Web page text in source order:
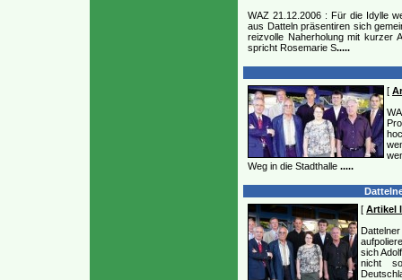
WAZ 21.12.2006 : Für die Idylle
aus Datteln präsentiren sich
reizvolle Naherholung mit kurzer
spricht Rosemarie S.....
[
Weg in die Stadthalle .....
[ Artikel
sich
nicht